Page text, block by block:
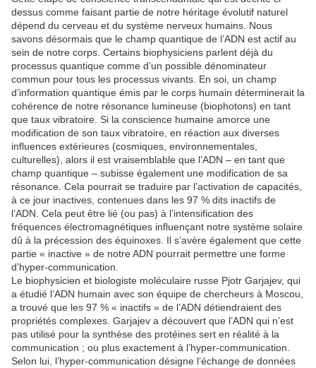
dessus comme faisant partie de notre héritage évolutif naturel
dépend du cerveau et du système nerveux humains. Nous
savons désormais que le champ quantique de l’ADN est actif au
sein de notre corps. Certains biophysiciens parlent déjà du
processus quantique comme d’un possible dénominateur
commun pour tous les processus vivants. En soi, un champ
d’information quantique émis par le corps humain déterminerait la
cohérence de notre résonance lumineuse (biophotons) en tant
que taux vibratoire. Si la conscience humaine amorce une
modification de son taux vibratoire, en réaction aux diverses
influences extérieures (cosmiques, environnementales,
culturelles), alors il est vraisemblable que l’ADN – en tant que
champ quantique – subisse également une modification de sa
résonance. Cela pourrait se traduire par l’activation de capacités,
à ce jour inactives, contenues dans les 97 % dits inactifs de
l’ADN. Cela peut être lié (ou pas) à l’intensification des
fréquences électromagnétiques influençant notre système solaire
dû à la précession des équinoxes. Il s’avère également que cette
partie « inactive » de notre ADN pourrait permettre une forme
d’hyper-communication.
Le biophysicien et biologiste moléculaire russe Pjotr Garjajev, qui
a étudié l’ADN humain avec son équipe de chercheurs à Moscou,
a trouvé que les 97 % « inactifs » de l’ADN détiendraient des
propriétés complexes. Garjajev a découvert que l’ADN qui n’est
pas utilisé pour la synthèse des protéines sert en réalité à la
communication ; ou plus exactement à l’hyper-communication.
Selon lui, l’hyper-communication désigne l’échange de données